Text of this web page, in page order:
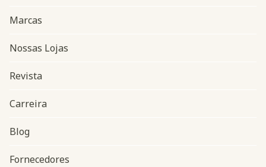
Navegação do rodapé
Marcas
Nossas Lojas
Revista
Carreira
Blog
Fornecedores